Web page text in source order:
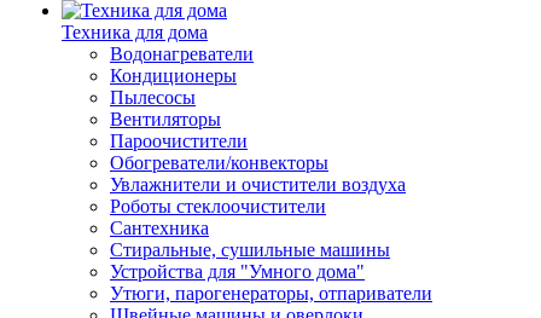
Техника для дома
Водонагреватели
Кондиционеры
Пылесосы
Вентиляторы
Пароочистители
Обогреватели/конвекторы
Увлажнители и очистители воздуха
Роботы стеклоочистители
Сантехника
Стиральные, сушильные машины
Устройства для "Умного дома"
Утюги, парогенераторы, отпариватели